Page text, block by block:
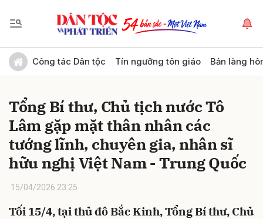
Công tác Dân tộc Tín ngưỡng tôn giáo Bản làng
Tổng Bí thư, Chủ tịch nước Tô
Lâm gặp mặt thân nhân các
tướng lĩnh, chuyên gia, nhân sĩ
hữu nghị Việt Nam - Trung Quốc
15/04/2026 23:25
Tối 15/4, tại thủ đô Bắc Kinh, Tổng Bí thư, Chủ
Gửi bình luận